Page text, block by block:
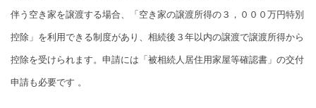
伴う空き家を譲渡する場合、「空き家の譲渡所得の３，０００万円特別
控除」を利用できる制度があり、相続後３年以内の譲渡で譲渡所得から
控除を受けられます。申請には「被相続人居住用家屋等確認書」の交付
申請も必要です 。